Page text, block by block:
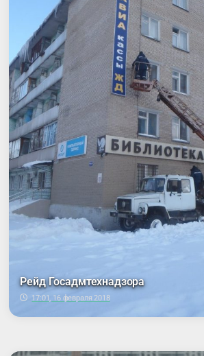
Рейд Госадмтехнадзора
17:01, 16 февраля 2018